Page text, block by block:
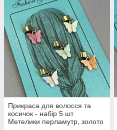
Прикраса для волосся та
косичок - набір 5 шт
Метелики перламутр, золото